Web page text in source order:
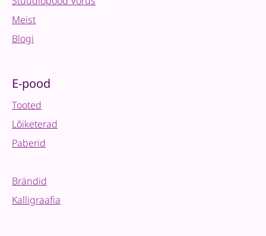
Meist
Blogi
E-pood
Tooted
Lõiketerad
Paberid
Brändid
Kalligraafia